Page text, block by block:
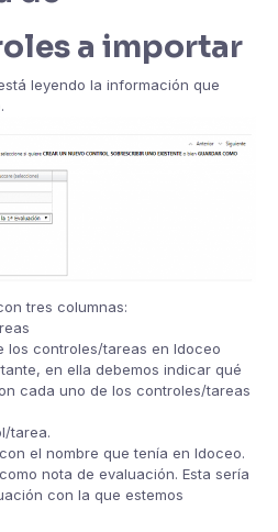
a importar
leyendo la información que
tres columnas:
los controles/tareas en Idoceo
en ella debemos indicar qué
cada uno de los controles/tareas
tarea.
el nombre que tenía en Idoceo.
nota de evaluación. Esta sería
con la que estemos